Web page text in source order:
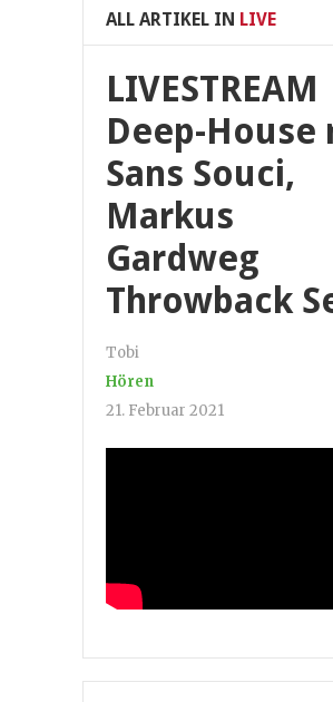
ALL ARTIKEL IN LIVE
LIVESTREAM
Deep-House
Sans Souci,
Markus
Gardweg
Throwback
Tobi
Hören
21. Februar 2021